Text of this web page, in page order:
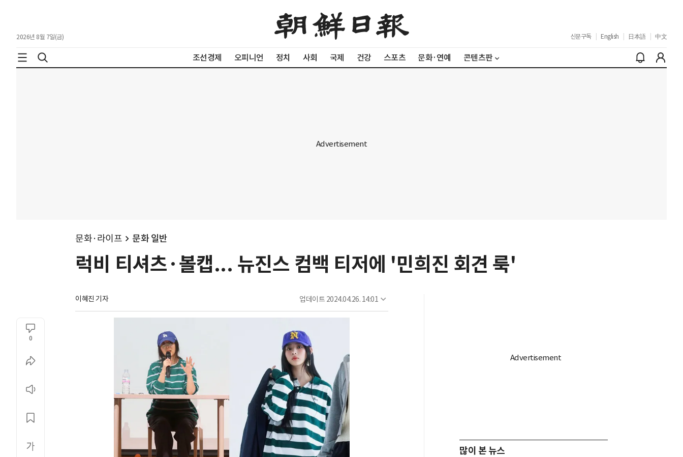
2026년 8월 7일(금) 신문구독 English 日本語 中文
조선경제 오피니언 정치 사회 국제 건강 스포츠 문화·연예 콘텐츠판
문화·라이프 문화 일반
럭비 티셔츠·볼캡... 뉴진스 컴백 티저에 '민희진 회견 룩'
이혜진 기자 업데이트 2024.04.26. 14:01
0
많이 본 뉴스